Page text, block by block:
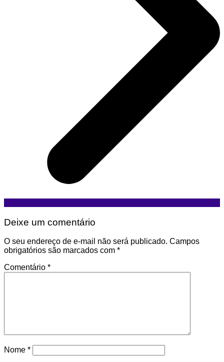
Deixe um comentário
O seu endereço de e-mail não será publicado. Campos
obrigatórios são marcados com *
Comentário *
Nome *